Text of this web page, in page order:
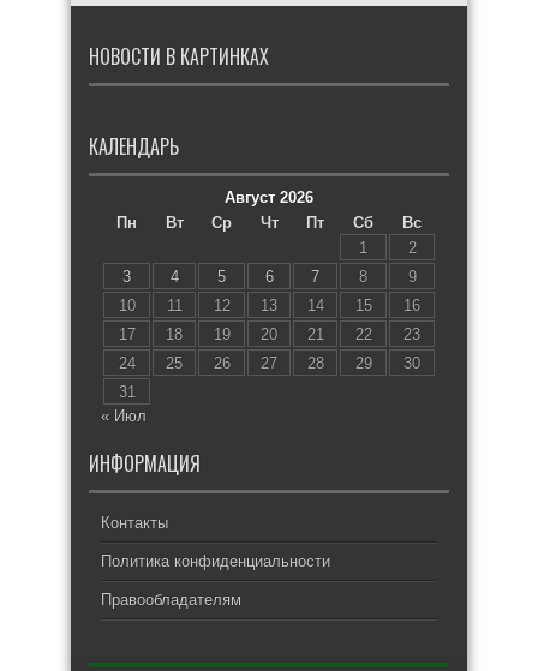
НОВОСТИ В КАРТИНКАХ
КАЛЕНДАРЬ
Август 2026
Пн
Вт Ср Чт Пт Сб
Вс
1
2
3
4 5 6 7 8
9
10
11 12 13 14 15
16
17
18 19 20 21 22
23
24
25 26 27 28 29
30
31
« Июл
ИНФОРМАЦИЯ
Контакты
Политика конфиденциальности
Правообладателям